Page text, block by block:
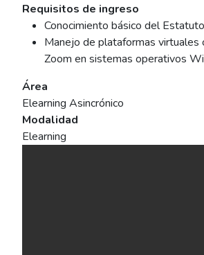
Requisitos de ingreso
Conocimiento básico del
Manejo de plataformas virtuales
Zoom en sistemas operativos
Área
Elearning Asincrónico
Modalidad
Elearning